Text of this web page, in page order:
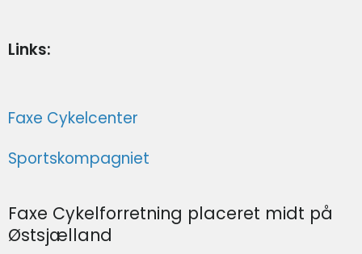
Links:
Faxe Cykelcenter
Sportskompagniet
Faxe Cykelforretning placeret midt på
Østsjælland